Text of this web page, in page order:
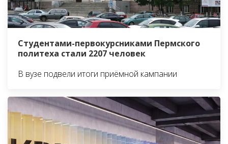
Студентами-первокурсниками Пермского
политеха стали 2207 человек
В вузе подвели итоги приёмной кампании